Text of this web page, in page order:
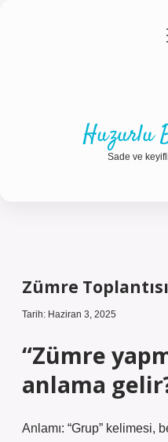
Gizlilik
Huzurlu
Sade ve
Zümre
Tarih: Haziran 3, 2025
“Zümre
anlama
Anlamı: “Grup” kelimesi,